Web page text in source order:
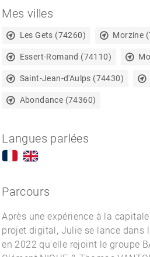
Mes villes
Les Gets (74260) Morzine
Essert-Romand (74110)
Saint-Jean-d'Aulps (74430)
Abondance (74360)
Langues parlées
Parcours
Après une expérience à la
projet digital, Julie se lance dans
en 2022 qu'elle rejoint le groupe